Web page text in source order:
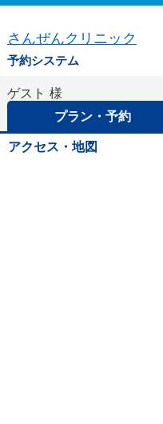
さんぜんクリニック
予約システム
ゲスト 様
プラン・予約
アクセス・地図